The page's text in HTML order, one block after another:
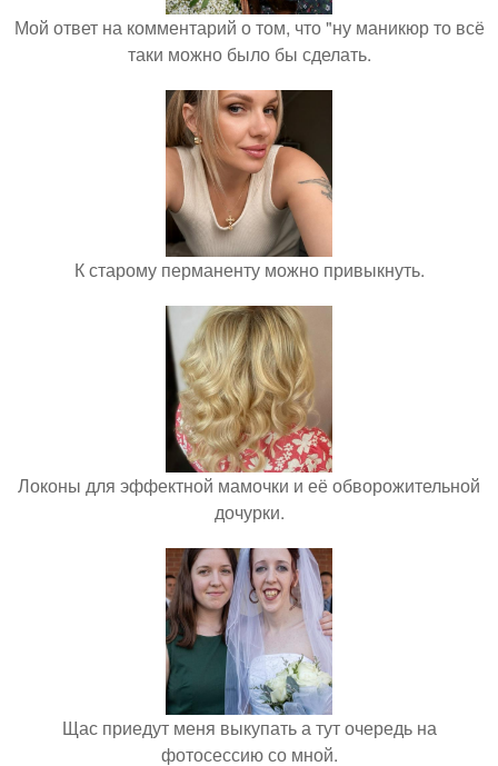
Мой ответ на комментарий о том, что "ну маникюр то всё
таки можно было бы сделать.
К старому перманенту можно привыкнуть.
Локоны для эффектной мамочки и её обворожительной
дочурки.
Щас приедут меня выкупать а тут очередь на
фотосессию со мной.